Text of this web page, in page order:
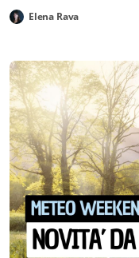
Elena Rava